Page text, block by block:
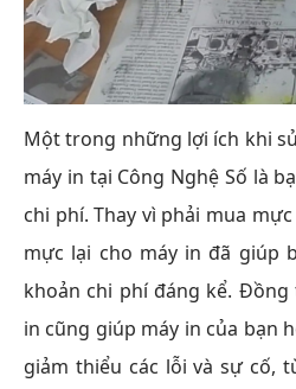
Một trong những lợi ích khi
máy in tại Công Nghệ Số là
chi phí. Thay vì phải mua
mực lại cho máy in đã giúp
khoản chi phí đáng kể.
in cũng giúp máy in của bạn
giảm thiểu các lỗi và sự cố,